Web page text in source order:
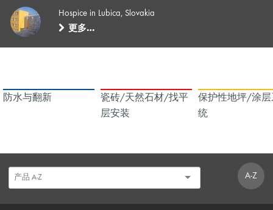
Hospice in Lubica, Slovakia
更多…
防水与翻新
瓷砖/天然石材/找平
层安装
保护性地坪/涂层
统
A-Z